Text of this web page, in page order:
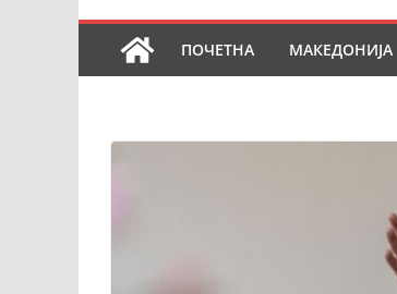
ПОЧЕТНА МАКЕДОНИЈА